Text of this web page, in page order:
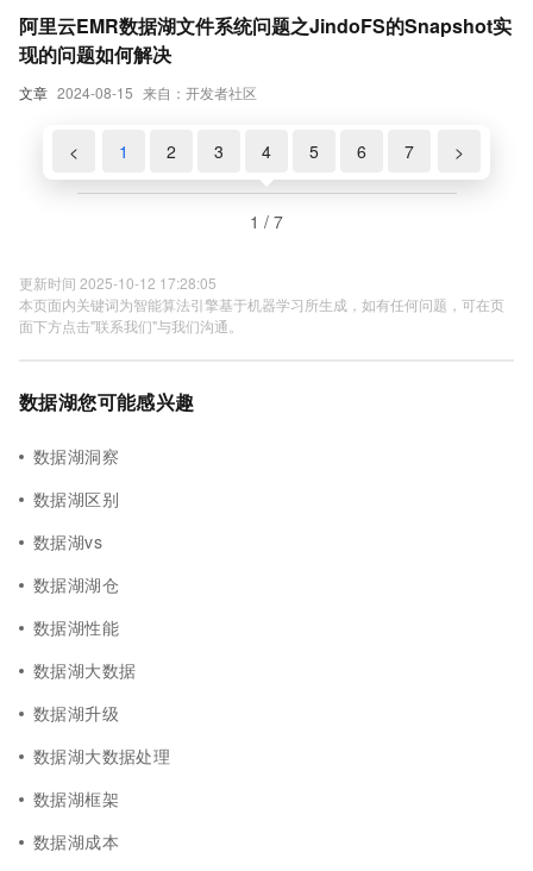
文章 2024-08-15 来自：开发者社区
阿里云EMR数据湖文件系统问题之JindoFS的Snapshot实
现的问题如何解决
< 1 2 3 4 5 6 7 >
1 / 7
更新时间 2025-10-12 17:28:05
本页面内关键词为智能算法引擎基于机器学习所生成，如有任何问题，可在页
面下方点击"联系我们"与我们沟通。
数据湖您可能感兴趣
数据湖洞察
数据湖区别
数据湖vs
数据湖湖仓
数据湖性能
数据湖大数据
数据湖升级
数据湖大数据处理
数据湖框架
数据湖成本